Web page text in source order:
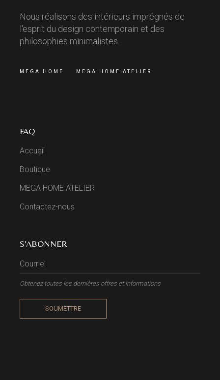
Nous réalisons des intérieurs imprégnés de
l'esprit du design contemporain et des
philosophies minimalistes.
MEGA HOME MEGA HOME ATELIER
FAQ
Accueil
Boutique
MEGA HOME ATELIER
Contactez-nous
S'ABONNER
Obtenez toutes les dernières offres et informations
SOUMETTRE